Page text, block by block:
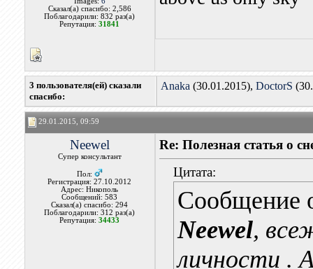
Сказал(а) спасибо: 2,586
Поблагодарили: 832 раз(а)
Репутация:31841
3 пользователя(ей) сказали
cпасибо:
Anaka (30.01.2015), DoctorS
29.01.2015, 09:59
Neewel
Супер консультант
Пол:
Регистрация: 27.10.2012
Адрес: Никополь
Сообщений: 583
Сказал(а) спасибо: 294
Поблагодарили: 312 раз(а)
Репутация:34433
Re: Полезная статья о
Цитата:
Сообщение
Neewel,
личности .